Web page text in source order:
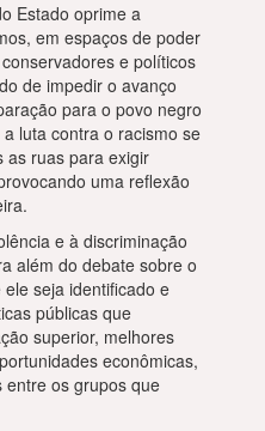
Estado oprime a
em espaços de poder
e políticos
de impedir o avanço
para o povo negro
luta contra o racismo se
as ruas para exigir
uma reflexão
e à discriminação
além do debate sobre o
seja identificado e
públicas que
superior, melhores
econômicas,
entre os grupos que